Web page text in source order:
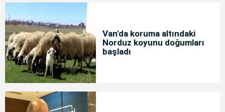
Van'da koruma altındaki
Norduz koyunu doğumları
başladı